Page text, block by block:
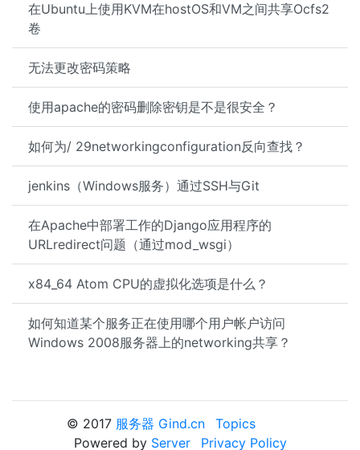
在Ubuntu上使用KVM在hostOS和VM之间共享Ocfs2
卷
无法更改密码策略
使用apache的密码删除密钥是不是很安全？
如何为/ 29networkingconfiguration反向查找？
jenkins（Windows服务）通过SSH与Git
在Apache中部署工作的Django应用程序的
URLredirect问题（通过mod_wsgi）
x84_64 Atom CPU的虚拟化选项是什么？
如何知道某个服务正在使用哪个用户帐户访问
Windows 2008服务器上的networking共享？
© 2017 服务器 Gind.cn
Topics
Powered by Server Privacy Policy